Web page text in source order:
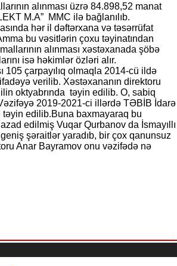
alınması üzrə 84.898,52 manat
M.A” MMC ilə bağlanılıb.
hər il dəftərxana və təsərrüfat
bu vəsitlərin çoxu təyinatından
alınması xəstəxanada şöbə
isə həkimlər özləri alır.
105 çarpayılıq olmaqla 2014-cü ildə
verilib. Xəstəxananın direktoru
oktyabrında təyin edilib. O, sabiq
2019-2021-ci illərdə TƏBİB İdarə
təyin edilib.Buna baxmayaraq bu
edilmiş Vuqar Qurbanov da İsmayıllı
şəraitlər yaradıb, bir çox qanunsuz
Anar Bayramov onu vəzifədə nə